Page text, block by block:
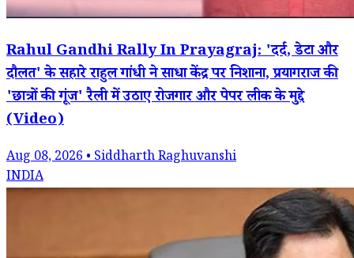
Rahul Gandhi Rally In Prayagraj: 'दर्द, डेटा और
दौलत' के सहारे राहुल गांधी ने साधा केंद्र पर निशाना, प्रयागराज की
'छात्रों की गूंज' रैली में उठाए रोजगार और पेपर लीक के मुद्दे
(Video)
Aug 08, 2026 • Siddharth Raghuvanshi
INDIA